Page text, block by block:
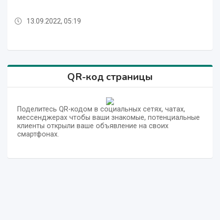
13.09.2022, 05:19
QR-код страницы
Поделитесь QR-кодом в социальных сетях, чатах,
мессенджерах чтобы ваши знакомые, потенциальные
клиенты открыли ваше объявление на своих
смартфонах.